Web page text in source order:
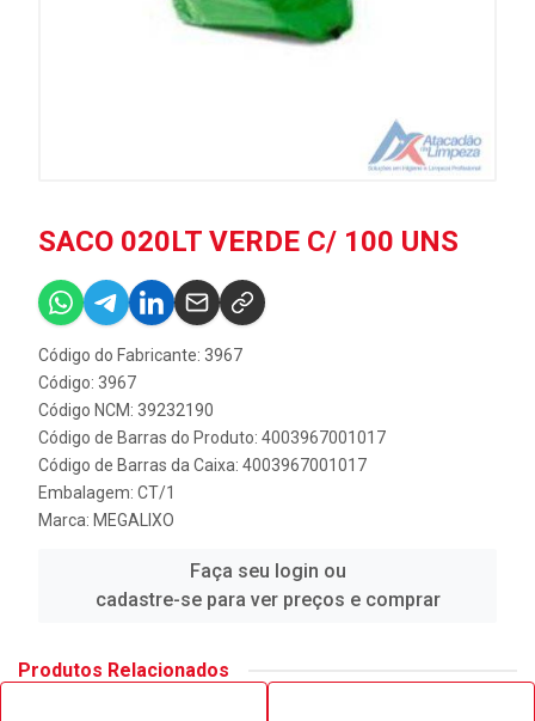
SACO 020LT VERDE C/ 100 UNS
Código do Fabricante: 3967
Código: 3967
Código NCM: 39232190
Código de Barras do Produto: 4003967001017
Código de Barras da Caixa: 4003967001017
Embalagem: CT/1
Marca: MEGALIXO
Faça seu login ou
cadastre-se para ver preços e comprar
Produtos Relacionados